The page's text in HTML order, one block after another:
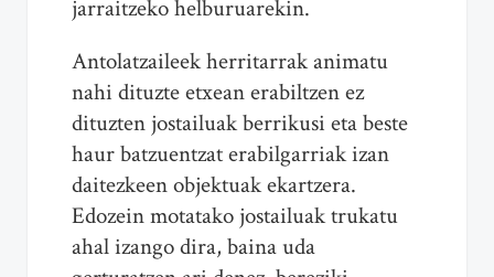
jarraitzeko helburuarekin.
Antolatzaileek herritarrak animatu
nahi dituzte etxean erabiltzen ez
dituzten jostailuak berrikusi eta beste
haur batzuentzat erabilgarriak izan
daitezkeen objektuak ekartzera.
Edozein motatako jostailuak trukatu
ahal izango dira, baina uda